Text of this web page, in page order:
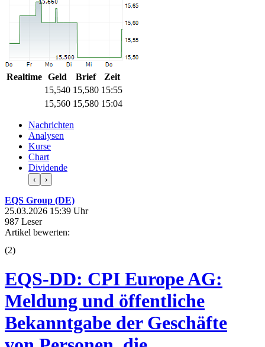
Realtime Geld Brief
Zeit
15,540 15,580 15:55
15,560 15,580 15:04
Nachrichten
Analysen
Kurse
Chart
Dividende
‹ ›
EQS Group (DE)
25.03.2026 15:39 Uhr
987 Leser
Artikel bewerten:
(2)
EQS-DD: CPI Europe AG:
Meldung und öffentliche
Bekanntgabe der Geschäfte